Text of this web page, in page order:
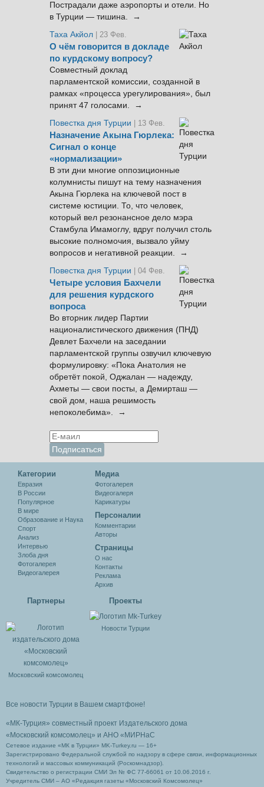
Пострадали даже аэропорты и отели. Но
в Турции — тишина. →
Таха Акйол | 23 Фев.
О чём говорится в докладе
по курдскому вопросу?
Совместный доклад
парламентской комиссии, созданной в
рамках «процесса урегулирования», был
принят 47 голосами. →
Повестка дня Турции
| 13 Фев.
Назначение Акына Гюрлека:
Сигнал о конце
«нормализации»
В эти дни многие оппозиционные
колумнисты пишут на тему назначения
Акына Гюрлека на ключевой пост в
системе юстиции. То, что человек,
который вел резонансное дело мэра
Стамбула Имамоглу, вдруг получил столь
высокие полномочия, вызвало уйму
вопросов и негативной реакции. →
Повестка дня Турции
| 04 Фев.
Четыре условия Бахчели
для решения курдского
вопроса
Во вторник лидер Партии
националистического движения (ПНД)
Девлет Бахчели на заседании
парламентской группы озвучил ключевую
формулировку: «Пока Анатолия не
обретёт покой, Оджалан — надежду,
Ахметы — свои посты, а Демирташ —
свой дом, наша решимость
непоколебима». →
Категории
Евразия
В России
Популярное
В мире
Образование и Наука
Спорт
Анализ
Интервью
Злоба дня
Фотогалерея
Видеогалерея
Медиа
Фотогалерея
Видеогалеря
Карикатуры
Персоналии
Комментарии
Авторы
Cтраницы
О нас
Контакты
Реклама
Архив
Партнеры
Московский комсомолец
Проекты
Новости Турции
Все новости Турции в Вашем смартфоне!
«МК-Турция» совместный проект Издательского дома
«Московский комсомолец» и АНО «МИРНаС
Сетевое издание «МК в Турции» MK-Turkey.ru — 16+
Зарегистрировано Федеральной службой по надзору в сфере связи, информационных
технологий и массовых коммуникаций (Роскомнадзор).
Свидетельство о регистрации СМИ Эл № ФС 77-66061 от 10.06.2016 г.
Учредитель СМИ – АО «Редакция газеты «Московский Комсомолец»